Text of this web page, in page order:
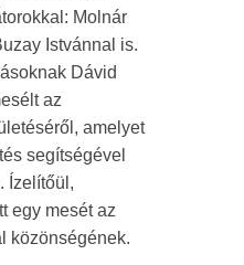
Molnár
Istvánnal is.
Dávid
az
amelyet
segítségével
Ízelítőül,
egy mesét az
közönségének.